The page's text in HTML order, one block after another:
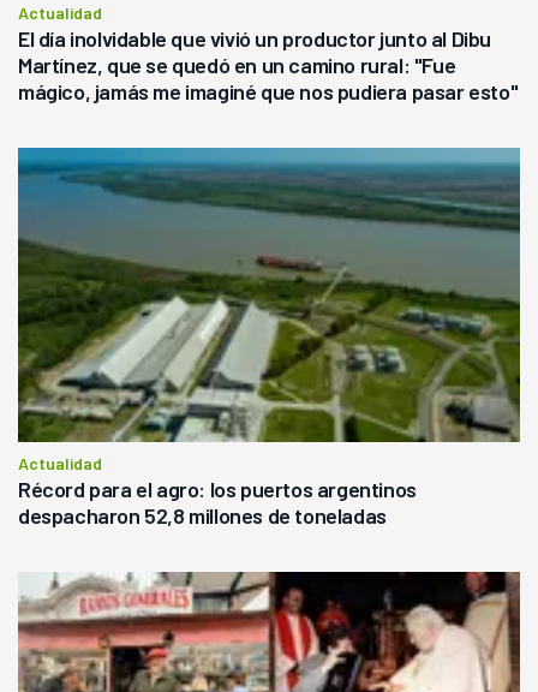
Actualidad
El día inolvidable que vivió un productor junto al Dibu
Martínez, que se quedó en un camino rural: "Fue
mágico, jamás me imaginé que nos pudiera pasar esto"
Actualidad
Récord para el agro: los puertos argentinos
despacharon 52,8 millones de toneladas